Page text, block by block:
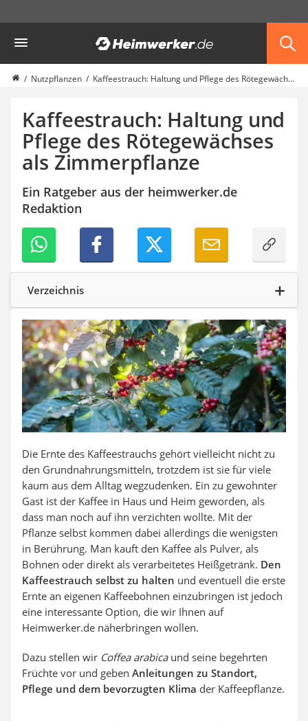
Garten
Akku-Laubsauger
Faltpavillon
Schlauchtrommel
Solar-Lichterkette außen
Teleskopleiter
Ameisengift
Pavillon
Sichtschutzstreifen
Akku-Laubbläser
Koifutter
Kassettenmarkise
Bosch-Heckenschere
Stihl-Laubbläser
Minidumper
Nutzpflanzen Kaffeestrauch: Haltung und Pflege des Rötegewächses als Zimmerpflanze
Kaffeestrauch: Haltung und
Pflege des Rötegewächses
als Zimmerpflanze
Ein Ratgeber aus der heimwerker.de
Redaktion
Verzeichnis
Die Ernte des Kaffeestrauchs gehört vielleicht nicht zu
den Grundnahrungsmitteln, trotzdem ist sie für viele
kaum aus dem Alltag wegzudenken. Ein zu gewohnter
Gast ist der Kaffee in Haus und Heim geworden, als
dass man noch auf ihn verzichten wollte. Mit der
Pflanze selbst kommen dabei allerdings die wenigsten
in Berührung. Man kauft den Kaffee als Pulver, als
Bohnen oder direkt als verarbeitetes Heißgetränk. Den
Kaffeestrauch selbst zu halten und eventuell die erste
Ernte an eigenen Kaffeebohnen einzubringen ist jedoch
eine interessante Option, die wir Ihnen auf
Heimwerker.de näherbringen wollen.
Dazu stellen wir Coffea arabica und seine begehrten
Früchte vor und geben Anleitungen zu Standort,
Pflege und dem bevorzugten Klima der Kaffeepflanze.